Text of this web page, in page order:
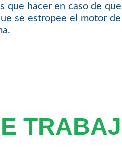
que hacer en caso de
se estropee el motor